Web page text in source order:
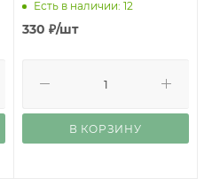
Есть в наличии: 12
330 ₽/шт
В КОРЗИНУ